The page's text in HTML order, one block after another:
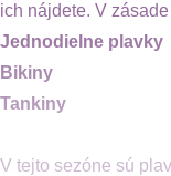
ich nájdete. V
Jednodielne plavky
Bikiny
Tankiny
V tejto sezóne sú